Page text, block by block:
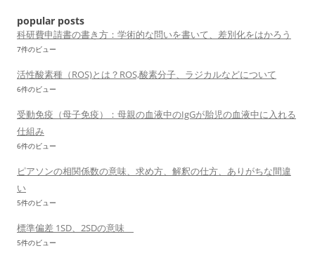
popular posts
科研費申請書の書き方：学術的な問いを書いて、差別化をはかろう
7件のビュー
活性酸素種（ROS)とは？ROS,酸素分子、ラジカルなどについて
6件のビュー
受動免疫（母子免疫）：母親の血液中のIgGが胎児の血液中に入れる
仕組み
6件のビュー
ピアソンの相関係数の意味、求め方、解釈の仕方、ありがちな間違
い
5件のビュー
標準偏差 1SD、2SDの意味
5件のビュー